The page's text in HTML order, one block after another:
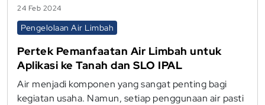
24 Feb 2024
Pengelolaan Air Limbah
Pertek Pemanfaatan Air Limbah untuk
Aplikasi ke Tanah dan SLO IPAL
Air menjadi komponen yang sangat penting bagi
kegiatan usaha. Namun, setiap penggunaan air pasti